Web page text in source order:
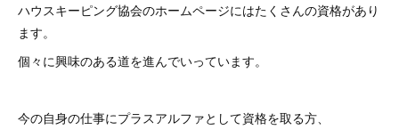
ハウスキーピング協会のホームページにはたくさんの資格があり
ます。
個々に興味のある道を進んでいっています。
今の自身の仕事にプラスアルファとして資格を取る方、